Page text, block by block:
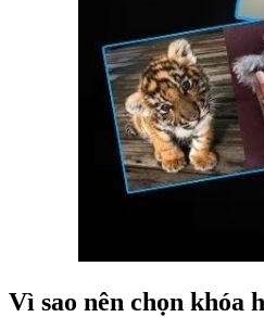
Vì sao nên chọn